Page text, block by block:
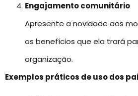
Engajamento comunitário
Apresente a novidade aos
os benefícios que ela trará
organização.
Exemplos práticos de uso dos